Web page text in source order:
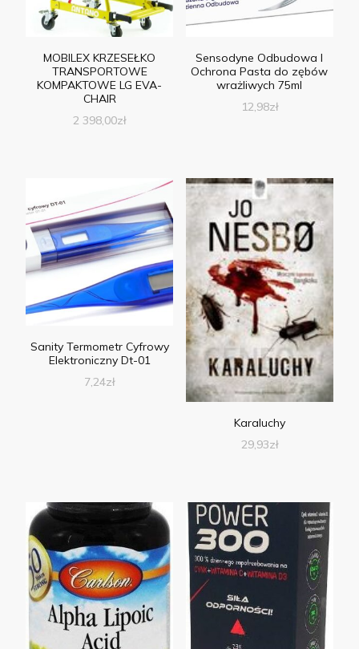
MOBILEX KRZESEŁKO
TRANSPORTOWE
KOMPAKTOWE LG EVA-
CHAIR
2 398,00zł
Sensodyne Odbudowa I
Ochrona Pasta do zębów
wrażliwych 75ml
12,98zł
Sanity Termometr Cyfrowy
Elektroniczny Dt-01
7,24zł
Karaluchy
29,93zł